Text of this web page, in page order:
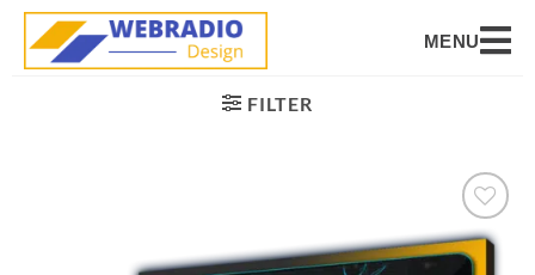
MENU
FILTER
Auf die
Wunschliste